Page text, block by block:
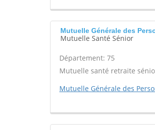
Mutuelle Générale des
Mutuelle Santé Sénior
Département: 75
Mutuelle santé retraite
Mutuelle Générale des